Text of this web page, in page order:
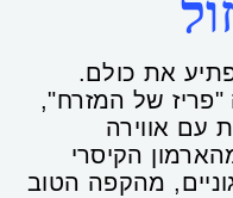
את כולם.
"פריז של המזרח",
עם אווירה
הקיסרי
מהקפה הטוב